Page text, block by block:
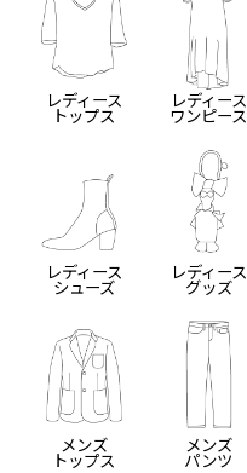
レディース
トップス
レディース
ワンピース
レディース
シューズ
レディース
グッズ
メンズ
トップス
メンズ
パンツ